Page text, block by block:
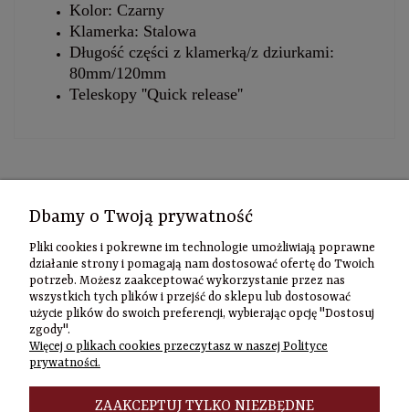
Kolor: Czarny
Klamerka: Stalowa
Długość części z klamerką/z dziurkami:
80mm/120mm
Teleskopy ''Quick release''
Szybki
kontakt
Zamówienia
Dbamy o Twoją prywatność
Pliki cookies i pokrewne im technologie umożliwiają poprawne
działanie strony i pomagają nam dostosować ofertę do Twoich
potrzeb. Możesz zaakceptować wykorzystanie przez nas
wszystkich tych plików i przejść do sklepu lub dostosować
użycie plików do swoich preferencji, wybierając opcję "Dostosuj
zgody".
Więcej o plikach cookies przeczytasz w naszej Polityce
prywatności.
ZAAKCEPTUJ TYLKO NIEZBĘDNE